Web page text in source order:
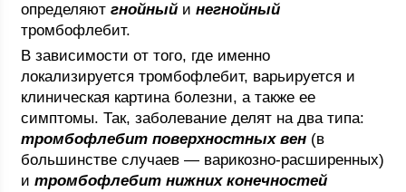
определяютгнойный инегнойный
тромбофлебит.
В зависимости от того, где именно
локализируется тромбофлебит, варьируется и
клиническая картина болезни, а также ее
симптомы. Так, заболевание делят на два типа:
тромбофлебит поверхностных вен (в
большинстве случаев — варикозно-расширенных)
итромбофлебит нижних конечностей